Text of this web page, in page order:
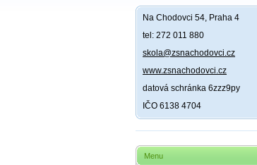
Na Chodovci 54, Praha 4
tel: 272 011 880
skola@zsnachodovci.cz
www.zsnachodovci.cz
datová schránka 6zzz9py
IČO 6138 4704
Menu